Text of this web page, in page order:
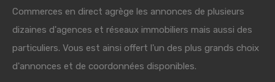
Commerces en direct agrège les annonces de plusieurs
dizaines d'agences et réseaux immobiliers mais aussi des
particuliers. Vous est ainsi offert l'un des plus grands choix
d'annonces et de coordonnées disponibles.